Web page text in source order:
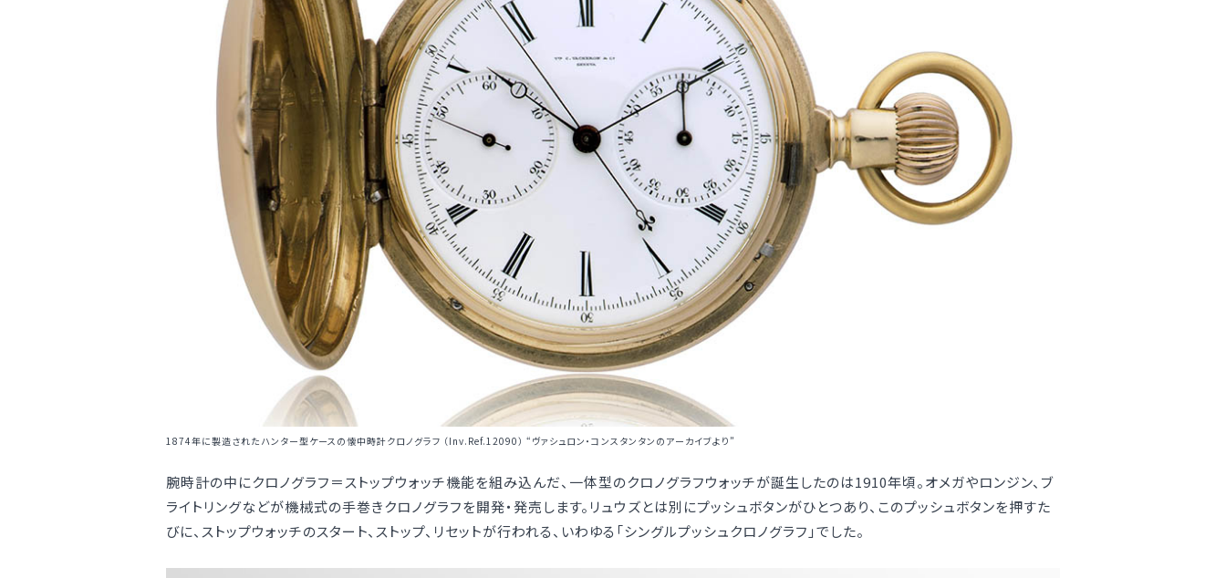
1874年に製造されたハンター型ケースの懐中時計クロノグラフ （Inv.Ref.12090） “ヴァシュロン・コンスタンタンのアーカイブより”
腕時計の中にクロノグラフ＝ストップウォッチ機能を組み込んだ、一体型のクロノグラフウォッチが誕生したのは1910年頃。オメガやロンジン、ブ
ライトリングなどが機械式の手巻きクロノグラフを開発・発売します。リュウズとは別にプッシュボタンがひとつあり、このプッシュボタンを押すた
びに、ストップウォッチのスタート、ストップ、リセットが行われる、いわゆる「シングルプッシュクロノグラフ」でした。